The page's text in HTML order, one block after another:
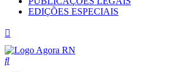
EDIÇÕES ESPECIAIS